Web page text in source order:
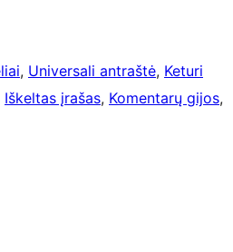
, Universali antraštė, Keturi
Iškeltas įrašas, Komentarų gijos